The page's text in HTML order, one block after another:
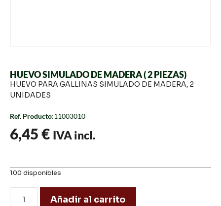
HUEVO SIMULADO DE MADERA ( 2 PIEZAS)
HUEVO PARA GALLINAS SIMULADO DE MADERA, 2
UNIDADES
Ref. Producto:11003010
6,45€ IVA incl.
100 disponibles
Añadir al carrito